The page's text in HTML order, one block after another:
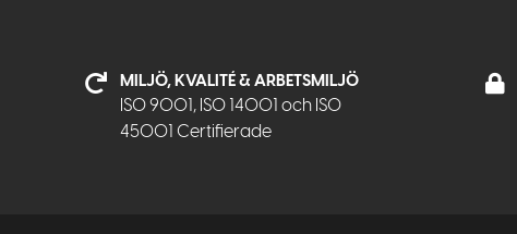
MILJÖ, KVALITÉ & ARBETSMILJÖ
ISO 9001, ISO 14001 och ISO
45001 Certifierade